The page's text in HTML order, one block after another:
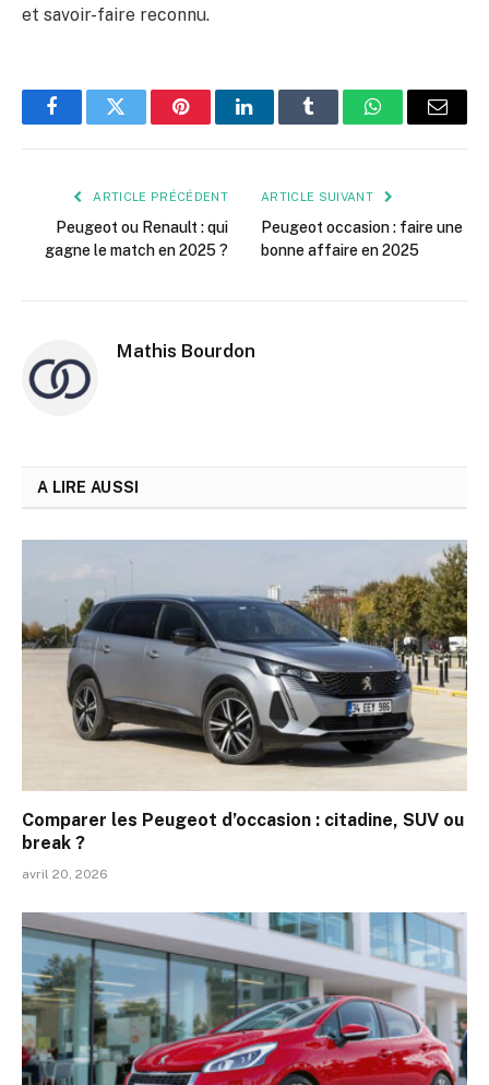
et savoir-faire reconnu.
FacebookTwitter PinterestLinkedInTumblr WhatsApp
E-
ARTICLE PRÉCÉDENT
Peugeot ou Renault : qui
gagne le match en 2025 ?
ARTICLE SUIVANT
Peugeot occasion : faire une
bonne affaire en 2025
Mathis Bourdon
A LIRE AUSSI
Comparer les Peugeot d’occasion : citadine, SUV ou
break ?
avril 20, 2026